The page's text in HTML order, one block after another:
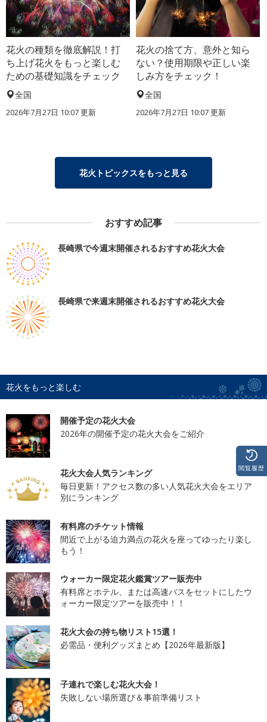
花火の種類を徹底解説！打
ち上げ花火をもっと楽しむ
ための基礎知識をチェック
全国
2026年7月27日 10:07 更新
花火の捨て方、意外と知ら
ない？使用期限や正しい楽
しみ方をチェック！
全国
2026年7月27日 10:07 更新
花火トピックスをもっと見る
おすすめ記事
長崎県で今週末開催されるおすすめ花火大会
長崎県で来週末開催されるおすすめ花火大会
花火をもっと楽しむ
開催予定の花火大会
2026年の開催予定の花火大会をご紹介
花火大会人気ランキング
毎日更新！アクセス数の多い人気花火大会をエリア
別にランキング
有料席のチケット情報
間近で上がる迫力満点の花火を座ってゆったり楽し
もう！
ウォーカー限定花火鑑賞ツアー販売中
有料席とホテル、または高速バスをセットにしたウ
ォーカー限定ツアーを販売中！！
花火大会の持ち物リスト15選！
必需品・便利グッズまとめ【2026年最新版】
子連れで楽しむ花火大会！
失敗しない場所選び＆事前準備リスト
閲覧履歴